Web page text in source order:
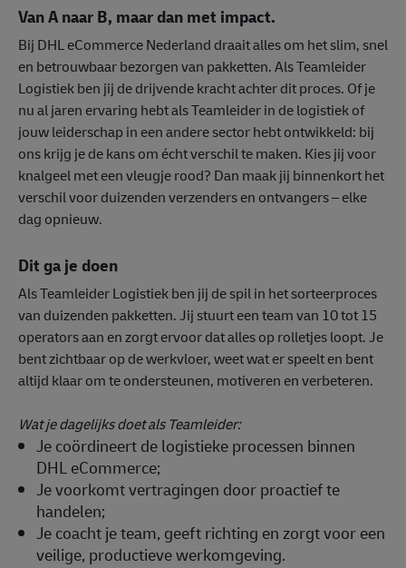
Van A naar B, maar dan met impact.
Bij DHL eCommerce Nederland draait alles om het slim, snel
en betrouwbaar bezorgen van pakketten. Als Teamleider
Logistiek ben jij de drijvende kracht achter dit proces. Of je
nu al jaren ervaring hebt als Teamleider in de logistiek of
jouw leiderschap in een andere sector hebt ontwikkeld: bij
ons krijg je de kans om écht verschil te maken. Kies jij voor
knalgeel met een vleugje rood? Dan maak jij binnenkort het
verschil voor duizenden verzenders en ontvangers – elke
dag opnieuw.
Dit ga je doen
Als Teamleider Logistiek ben jij de spil in het sorteerproces
van duizenden pakketten. Jij stuurt een team van 10 tot 15
operators aan en zorgt ervoor dat alles op rolletjes loopt. Je
bent zichtbaar op de werkvloer, weet wat er speelt en bent
altijd klaar om te ondersteunen, motiveren en verbeteren.
Wat je dagelijks doet als Teamleider:
Je coördineert de logistieke processen binnen
DHL eCommerce;
Je voorkomt vertragingen door proactief te
handelen;
Je coacht je team, geeft richting en zorgt voor een
veilige, productieve werkomgeving.